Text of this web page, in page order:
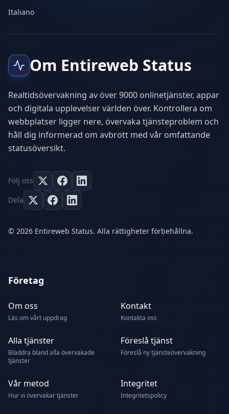
Italiano
Om Entireweb Status
Realtidsövervakning av över 9000 onlinetjänster, appar
och digitala upplevelser världen över. Kontrollera om
webbplatser ligger nere, övervaka tjänsteproblem och
håll dig informerad om avbrott med vår omfattande
statusöversikt.
Följ oss
Dela
© 2026 Entireweb Status. Alla rättigheter förbehållna.
Företag
Om oss
Läs om vårt uppdrag
Kontakt
Kontakta oss
Alla tjänster
Bläddra bland alla övervakade
tjänster
Föreslå tjänst
Föreslå ny tjänsteövervakning
Vår metod
Hur vi övervakar tjänster
Integritet
Integritetspolicy